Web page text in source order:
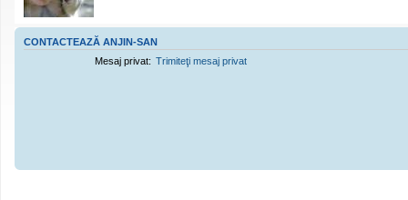
CONTACTEAZĂ ANJIN-SAN
Mesaj privat: Trimiteţi mesaj privat